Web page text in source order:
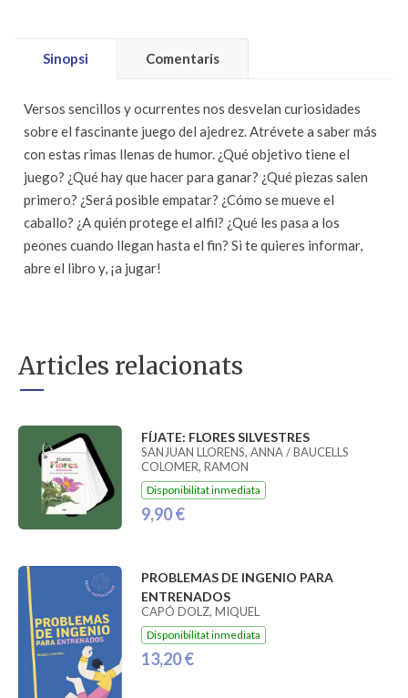
Sinopsi Comentaris
Versos sencillos y ocurrentes nos desvelan curiosidades
sobre el fascinante juego del ajedrez. Atrévete a saber más
con estas rimas llenas de humor. ¿Qué objetivo tiene el
juego? ¿Qué hay que hacer para ganar? ¿Qué piezas salen
primero? ¿Será posible empatar? ¿Cómo se mueve el
caballo? ¿A quién protege el alfil? ¿Qué les pasa a los
peones cuando llegan hasta el fin? Si te quieres informar,
abre el libro y, ¡a jugar!
Articles relacionats
FÍJATE: FLORES SILVESTRES
SANJUAN LLORENS, ANNA / BAUCELLS
COLOMER, RAMON
Disponibilitat inmediata
9,90 €
PROBLEMAS DE INGENIO PARA
ENTRENADOS
CAPÓ DOLZ, MIQUEL
Disponibilitat inmediata
13,20 €